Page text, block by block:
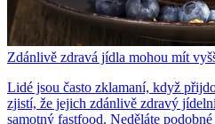
Zdánlivě zdravá jídla mohou mít
Lidé jsou často zklamaní, když
zjistí, že jejich zdánlivě zdravý
samotný fastfood. Neděláte